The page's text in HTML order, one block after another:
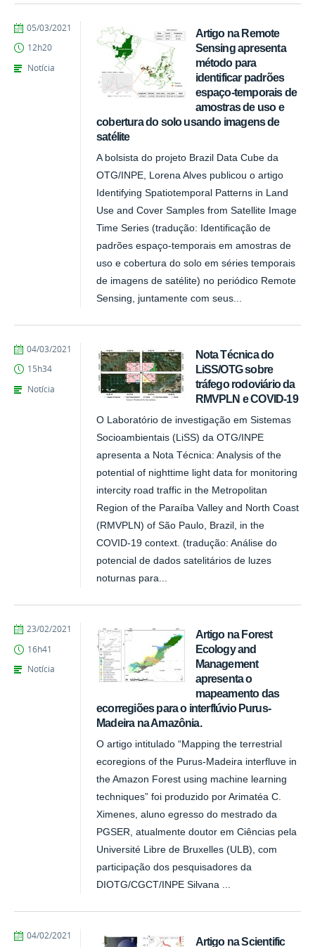
Artigo na Remote
Sensing apresenta
método para
identificar padrões
espaço-temporais de
amostras de uso e
cobertura do solo usando imagens de
satélite
A bolsista do projeto Brazil Data Cube da
OTG/INPE, Lorena Alves publicou o artigo
Identifying Spatiotemporal Patterns in Land
Use and Cover Samples from Satellite Image
Time Series (tradução: Identificação de
padrões espaço-temporais em amostras de
uso e cobertura do solo em séries temporais
de imagens de satélite) no periódico Remote
Sensing, juntamente com seus...
publicado
05/03/2021
12h20
Notícia
Nota Técnica do
LiSS/OTG sobre
tráfego rodoviário da
RMVPLN e COVID-19
O Laboratório de investigação em Sistemas
Socioambientais (LiSS) da OTG/INPE
apresenta a Nota Técnica: Analysis of the
potential of nighttime light data for monitoring
intercity road traffic in the Metropolitan
Region of the Paraíba Valley and North Coast
(RMVPLN) of São Paulo, Brazil, in the
COVID-19 context. (tradução: Análise do
potencial de dados satelitários de luzes
noturnas para...
publicado
04/03/2021
15h34
Notícia
Artigo na Forest
Ecology and
Management
apresenta o
mapeamento das
ecorregiões para o interflúvio Purus-
Madeira na Amazônia.
O artigo intitulado “Mapping the terrestrial
ecoregions of the Purus-Madeira interfluve in
the Amazon Forest using machine learning
techniques” foi produzido por Arimatéa C.
Ximenes, aluno egresso do mestrado da
PGSER, atualmente doutor em Ciências pela
Université Libre de Bruxelles (ULB), com
participação dos pesquisadores da
DIOTG/CGCT/INPE Silvana ...
publicado
23/02/2021
16h41
Notícia
Artigo na Scientific
publicado
04/02/2021